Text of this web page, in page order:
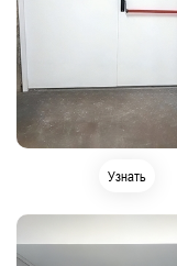
Узнать